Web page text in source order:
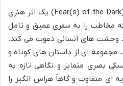
انیمیشن «ترس(های) تاریکی» (Fear(s) of the Dark) یک اثر هنری
مخاطب را به سفری عمیق و تامل
وحشت های انسانی دعوت می کند.
مجموعه ای از داستان های کوتاه و
بصری متمایز و نگاهی تازه به
ای متفاوت و گاهاً هراس انگیز را